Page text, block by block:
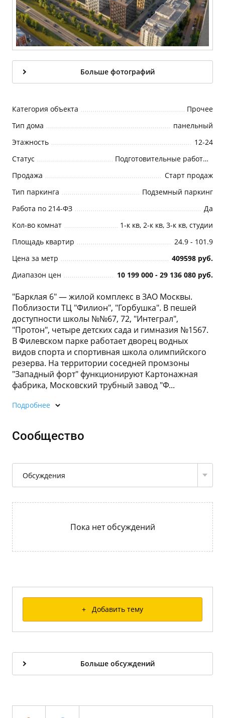
Больше фотографий
Категория объекта
Прочее
Тип дома
панельный
Этажность
12-24
Статус
Подготовительные работы, фундамент
Продажа
Старт продаж
Тип паркинга
Подземный паркинг
Работа по 214-ФЗ
Да
Кол-во комнат
1-к кв, 2-к кв, 3-к кв, студии
Площадь квартир
24.9 - 101.9
Цена за метр
409598 руб.
Диапазон цен
10 199 000 - 29 136 080 руб.
"Барклая 6" — жилой комплекс в ЗАО Москвы.
Поблизости ТЦ "Филион", "Горбушка". В пешей
доступности школы №№67, 72, "Интеграл",
"Протон", четыре детских сада и гимназия №1567.
В Филевском парке работает дворец водных
видов спорта и спортивная школа олимпийского
резерва. На территории соседней промзоны
"Западный форт" функционируют Картонажная
фабрика, Московский трубный завод "Ф...
Подробнее
Сообщество
Обсуждения
Пока нет обсуждений
+ Добавить тему
Больше обсуждений